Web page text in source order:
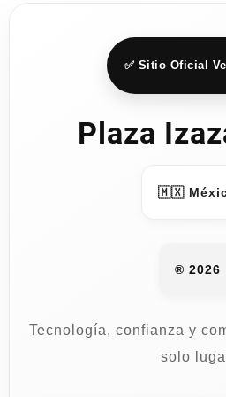
producto
✅ Sitio Oficial
Plaza
🇲🇽
® 2026
Tecnología, confianza y
solo